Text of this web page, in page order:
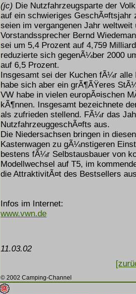
(jc) Die Nutzfahrzeugsparte der
auf ein schwieriges
seien im vergangenen Jahr
Vorstandssprecher Bernd
sei um 5,4 Prozent auf 4,759
reduzierte sich gegenÃ¼ber 2000
auf 6,5 Prozent.
Insgesamt sei der Kuchen fÃ¼r alle
habe sich aber ein grÃ¶ÃŸeres
VW habe in vielen europÃ¤ischen
kÃ¶nnen. Insgesamt bezeichnete
als zufrieden stellend. FÃ¼r das
NutzfahrzeuggeschÃ¤fts aus.
Die Niedersachsen bringen in
Kastenwagen zu gÃ¼nstigeren
bestens fÃ¼r Selbstausbauer von
Modellwechsel auf T5, im
die AttraktivitÃ¤t des Bestsellers
Infos im Internet:
www.vwn.de
11.03.02
© 2002 Camping-Channel